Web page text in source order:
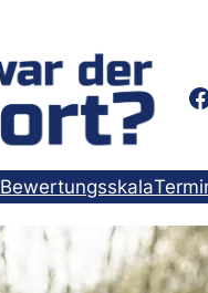
Bewertungsskala